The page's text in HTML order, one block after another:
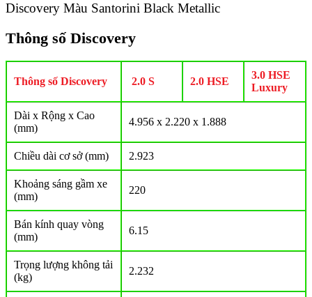
Discovery Màu Santorini Black Metallic
Thông số Discovery
Thông số Discovery 2.0 S 2.0 HSE
3.0 HSE
Luxury
Dài x Rộng x Cao
(mm)
4.956 x 2.220 x 1.888
Chiều dài cơ sở (mm) 2.923
Khoảng sáng gầm xe
(mm)
220
Bán kính quay vòng
(mm)
6.15
Trọng lượng không tải
(kg)
2.232